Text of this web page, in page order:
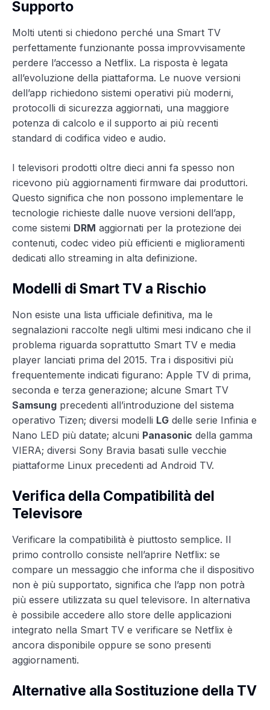
Supporto
Molti utenti si chiedono perché una Smart TV
perfettamente funzionante possa improvvisamente
perdere l’accesso a Netflix. La risposta è legata
all’evoluzione della piattaforma. Le nuove versioni
dell’app richiedono sistemi operativi più moderni,
protocolli di sicurezza aggiornati, una maggiore
potenza di calcolo e il supporto ai più recenti
standard di codifica video e audio.
I televisori prodotti oltre dieci anni fa spesso non
ricevono più aggiornamenti firmware dai produttori.
Questo significa che non possono implementare le
tecnologie richieste dalle nuove versioni dell’app,
come sistemi DRM aggiornati per la protezione dei
contenuti, codec video più efficienti e miglioramenti
dedicati allo streaming in alta definizione.
Modelli di Smart TV a Rischio
Non esiste una lista ufficiale definitiva, ma le
segnalazioni raccolte negli ultimi mesi indicano che il
problema riguarda soprattutto Smart TV e media
player lanciati prima del 2015. Tra i dispositivi più
frequentemente indicati figurano: Apple TV di prima,
seconda e terza generazione; alcune Smart TV
Samsung precedenti all’introduzione del sistema
operativo Tizen; diversi modelli LG delle serie Infinia e
Nano LED più datate; alcuni Panasonic della gamma
VIERA; diversi Sony Bravia basati sulle vecchie
piattaforme Linux precedenti ad Android TV.
Verifica della Compatibilità del
Televisore
Verificare la compatibilità è piuttosto semplice. Il
primo controllo consiste nell’aprire Netflix: se
compare un messaggio che informa che il dispositivo
non è più supportato, significa che l’app non potrà
più essere utilizzata su quel televisore. In alternativa
è possibile accedere allo store delle applicazioni
integrato nella Smart TV e verificare se Netflix è
ancora disponibile oppure se sono presenti
aggiornamenti.
Alternative alla Sostituzione della TV